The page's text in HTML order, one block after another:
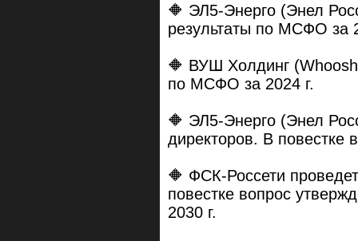
🔶 ЭЛ5-Энерго (Энел
результаты по МСФО за
🔶 ВУШ Холдинг
по МСФО за 2024 г.
🔶 ЭЛ5-Энерго (Энел
директоров. В повестке
🔶 ФСК-Россети
повестке вопрос
2030 г.